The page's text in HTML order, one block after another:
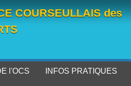
COURSEULLAIS des
l'OCS INFOS PRATIQUES